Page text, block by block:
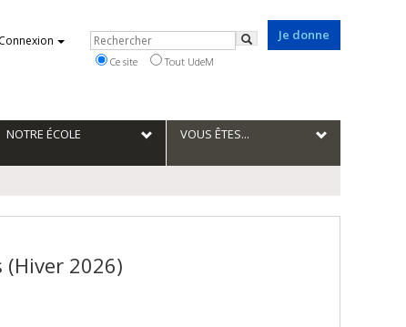
Je donne
Connexion Rechercher
Rechercher
Ce site Tout UdeM
NOTRE ÉCOLE VOUS ÊTES...
(Hiver 2026)